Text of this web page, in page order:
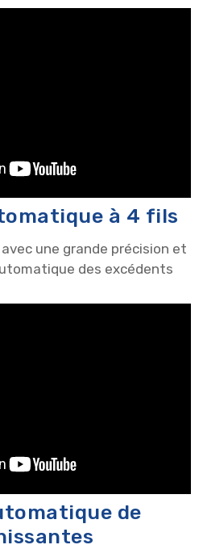
à 4 fils
une grande précision et
des excédents
de